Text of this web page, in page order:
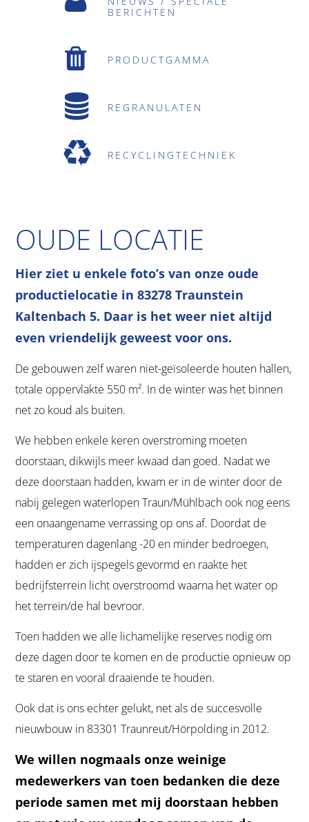
BERICHTEN
PRODUCTGAMMA
REGRANULATEN
RECYCLINGTECHNIEK
OUDE LOCATIE
Hier ziet u enkele foto’s van onze oude
productielocatie in 83278 Traunstein
Kaltenbach 5. Daar is het weer niet altijd
even vriendelijk geweest voor ons.
De gebouwen zelf waren niet-geïsoleerde houten hallen,
totale oppervlakte 550 m². In de winter was het binnen
net zo koud als buiten.
We hebben enkele keren overstroming moeten
doorstaan, dikwijls meer kwaad dan goed. Nadat we
deze doorstaan hadden, kwam er in de winter door de
nabij gelegen waterlopen Traun/Mühlbach ook nog eens
een onaangename verrassing op ons af. Doordat de
temperaturen dagenlang -20 en minder bedroegen,
hadden er zich ijspegels gevormd en raakte het
bedrijfsterrein licht overstroomd waarna het water op
het terrein/de hal bevroor.
Toen hadden we alle lichamelijke reserves nodig om
deze dagen door te komen en de productie opnieuw op
te staren en vooral draaiende te houden.
Ook dat is ons echter gelukt, net als de succesvolle
nieuwbouw in 83301 Traunreut/Hörpolding in 2012.
We willen nogmaals onze weinige
medewerkers van toen bedanken die deze
periode samen met mij doorstaan hebben